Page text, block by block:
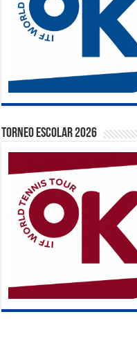
TORNEO ESCOLAR 2026